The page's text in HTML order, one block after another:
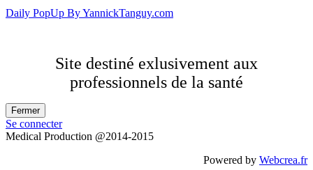
Daily PopUp By YannickTanguy.com
Site destiné exlusivement aux
professionnels de la santé
Se connecter
Medical Production @2014-2015
Powered by Webcrea.fr